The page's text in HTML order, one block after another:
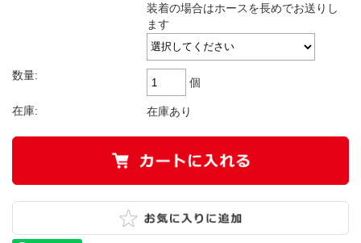
装着の場合はホースを長めでお送りし
ます
数量:
個
在庫: 在庫あり